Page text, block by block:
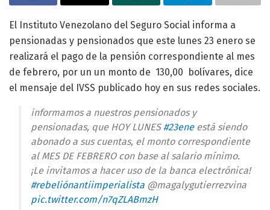
El Instituto Venezolano del Seguro Social informa a
pensionadas y pensionados que este lunes 23 enero se
realizará el pago de la pensión correspondiente al mes
de febrero, por un un monto de 130,00 bolívares, dice
el mensaje del IVSS publicado hoy en sus redes sociales.
informamos a nuestros pensionados y
pensionadas, que HOY LUNES #23eneestá siendo
abonado a sus cuentas, el monto correspondiente
al MES DE FEBRERO con base al salario mínimo.
¡Le invitamos a hacer uso de la banca electrónica!
#rebeliónantiimperialista @magalygutierrezvina
pic.twitter.com/n7qZLABmzH